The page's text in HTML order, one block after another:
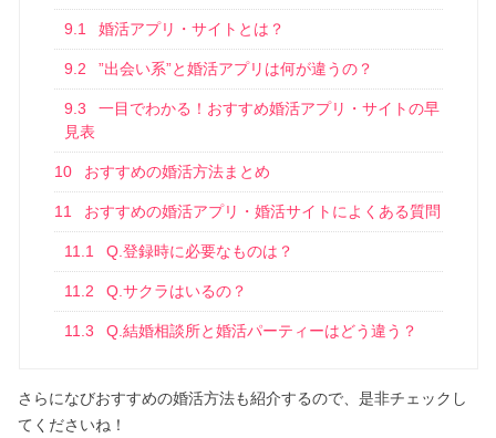
9.1 婚活アプリ・サイトとは？
9.2 ”出会い系”と婚活アプリは何が違うの？
9.3
一目でわかる！おすすめ婚活アプリ・サイトの早
見表
10 おすすめの婚活方法まとめ
11 おすすめの婚活アプリ・婚活サイトによくある質問
11.1 Q.登録時に必要なものは？
11.2 Q.サクラはいるの？
11.3 Q.結婚相談所と婚活パーティーはどう違う？
さらになびおすすめの婚活方法も紹介するので、是非チェックし
てくださいね！